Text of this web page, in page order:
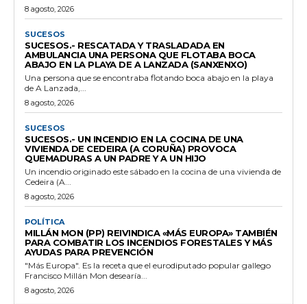
8 agosto, 2026
SUCESOS
SUCESOS.- RESCATADA Y TRASLADADA EN
AMBULANCIA UNA PERSONA QUE FLOTABA BOCA
ABAJO EN LA PLAYA DE A LANZADA (SANXENXO)
Una persona que se encontraba flotando boca abajo en la playa
de A Lanzada,...
8 agosto, 2026
SUCESOS
SUCESOS.- UN INCENDIO EN LA COCINA DE UNA
VIVIENDA DE CEDEIRA (A CORUÑA) PROVOCA
QUEMADURAS A UN PADRE Y A UN HIJO
Un incendio originado este sábado en la cocina de una vivienda de
Cedeira (A...
8 agosto, 2026
POLÍTICA
MILLÁN MON (PP) REIVINDICA «MÁS EUROPA» TAMBIÉN
PARA COMBATIR LOS INCENDIOS FORESTALES Y MÁS
AYUDAS PARA PREVENCIÓN
"Más Europa". Es la receta que el eurodiputado popular gallego
Francisco Millán Mon desearía...
8 agosto, 2026